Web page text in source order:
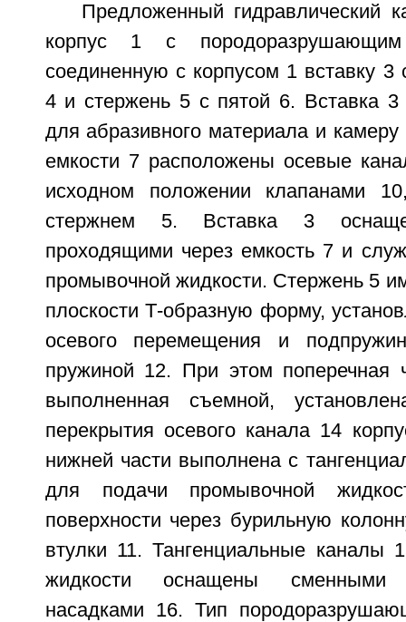
Предложенный гидравлический
корпус 1 с
соединенную с корпусом 1 вставку
4 и стержень 5 с пятой 6. Вставка 3
для абразивного материала и
емкости 7 расположены осевые
исходном положении клапанами
стержнем 5. Вставка 3
проходящими через емкость 7 и
промывочной жидкости. Стержень 5
плоскости Т-образную форму,
осевого перемещения и
пружиной 12. При этом поперечная
выполненная съемной,
перекрытия осевого канала 14
нижней части выполнена с
для подачи промывочной
поверхности через бурильную
втулки 11. Тангенциальные каналы
жидкости оснащены сменными
насадками 16. Тип